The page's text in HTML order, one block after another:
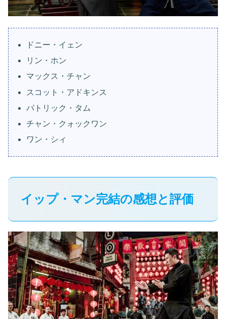
ドニー・イェン
リン・ホン
マックス・チャン
スコット・アドキンス
パトリック・タム
チャン・クォックワン
ワン・シィ
イップ・マン完結の感想と評価